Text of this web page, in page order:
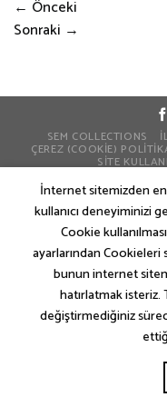
← Önceki
Sonraki →
SEM COLLECTIONS
ÇEREZ (COOKIE)
SITE
İnternet sitemizden
kullanıcı deneyiminizi
Cookie
ayarlarından
bunun internet
hatırlatmak isteriz.
değiştirmediğiniz